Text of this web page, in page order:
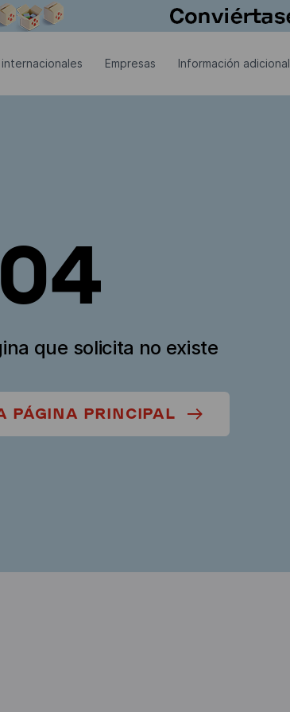
internacionales Empresas Información adicional
que solicita no existe
PÁGINA PRINCIPAL